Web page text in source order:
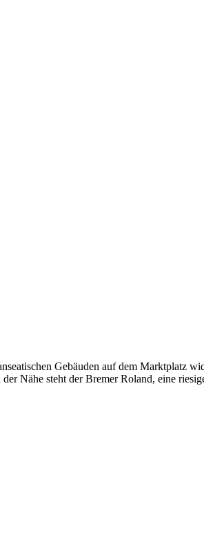
Gebäuden auf dem Marktplatz
Nähe steht der Bremer Roland, eine